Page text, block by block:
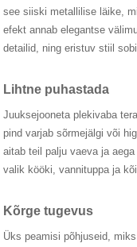
see siiski metallilise läike,
efekt annab elegantse
detailid, ning eristuv stiil
Lihtne puhastada
Juuksejooneta plekivaba
pind varjab sõrmejälgi või
aitab teil palju vaeva ja
valik kööki, vannituppa ja
Kõrge tugevus
Üks peamisi põhjuseid,